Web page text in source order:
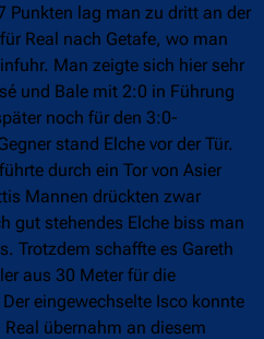
Punkten lag man zu dritt an der
Real nach Getafe, wo man
Man zeigte sich hier sehr
und Bale mit 2:0 in Führung
noch für den 3:0-
stand Elche vor der Tür.
durch ein Tor von Asier
Mannen drückten zwar
gut stehendes Elche biss man
Trotzdem schaffte es Gareth
aus 30 Meter für die
eingewechselte Isco konnte
übernahm an diesem